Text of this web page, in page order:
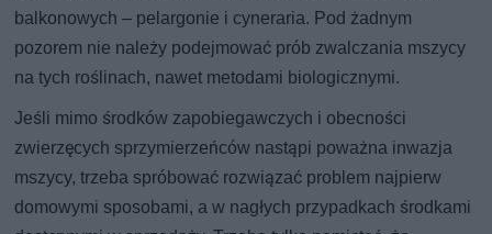
balkonowych – pelargonie i cyneraria. Pod żadnym
pozorem nie należy podejmować prób zwalczania mszycy
na tych roślinach, nawet metodami biologicznymi.
Jeśli mimo środków zapobiegawczych i obecności
zwierzęcych sprzymierzeńców nastąpi poważna inwazja
mszycy, trzeba spróbować rozwiązać problem najpierw
domowymi sposobami, a w nagłych przypadkach środkami